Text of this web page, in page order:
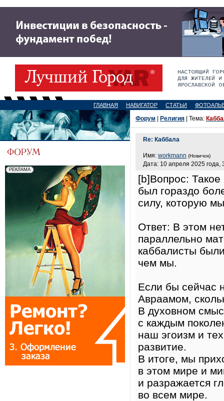
ГЛАВНАЯ НАВИГАТОР СТАТЬИ
Форум Религия | Тема:
Re: Каббала
Имя: workmann (Новичок)
Дата: 10 апреля 2025 года,
[b]Вопрос:
был гораздо
силу, которую
Ответ: В этом
параллельно
каббалисты
чем мы.
Если бы сейчас
Авраамом,
В духовном
с каждым
наш эгоизм и
развитие.
В итоге, мы
в этом мире и
и разражается
во всем мире.